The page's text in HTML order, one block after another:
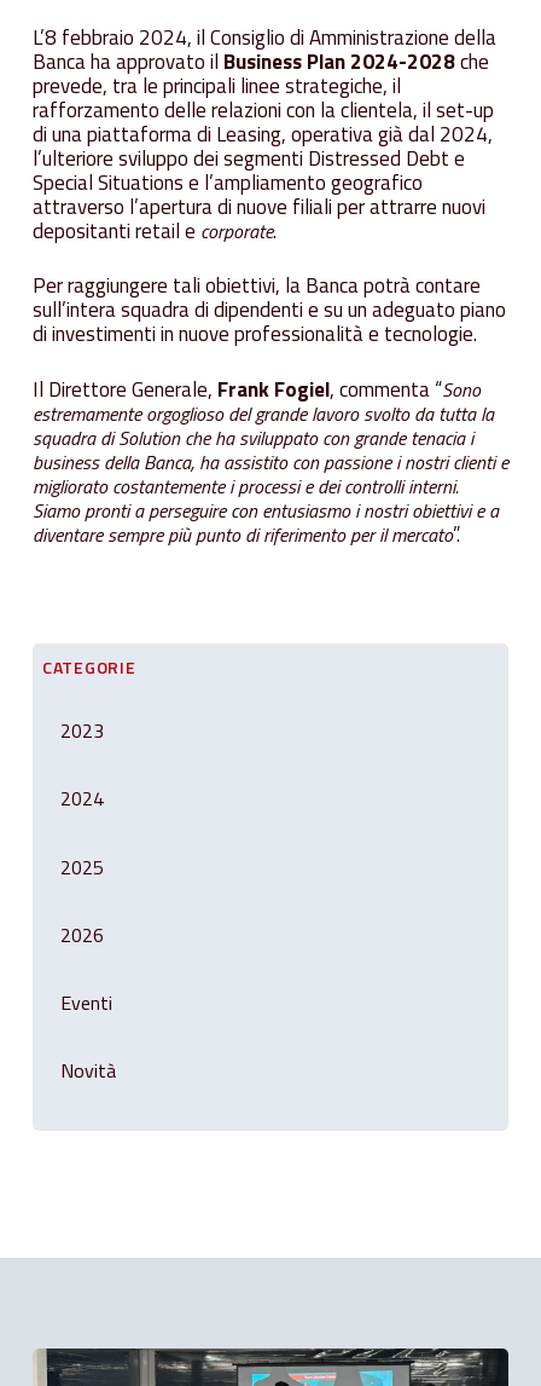
L’8 febbraio 2024, il Consiglio di Amministrazione della
Banca ha approvato il Business Plan 2024-2028che
prevede, tra le principali linee strategiche, il
rafforzamento delle relazioni con la clientela, il set-up
di una piattaforma di Leasing, operativa già dal 2024,
l’ulteriore sviluppo dei segmenti Distressed Debt e
Special Situations e l’ampliamento geografico
attraverso l’apertura di nuove filiali per attrarre nuovi
depositanti retail e corporate.
Per raggiungere tali obiettivi, la Banca potrà contare
sull’intera squadra di dipendenti e su un adeguato piano
di investimenti in nuove professionalità e tecnologie.
Il Direttore Generale, Frank Fogiel, commenta “Sono
estremamente orgoglioso del grande lavoro svolto da tutta la
squadra di Solution che ha sviluppato con grande tenacia i
business della Banca, ha assistito con passione i nostri clienti e
migliorato costantemente i processi e dei controlli interni.
Siamo pronti a perseguire con entusiasmo i nostri obiettivi e a
diventare sempre più punto di riferimento per il mercato”.
CATEGORIE
2023
2024
2025
2026
Eventi
Novità
Salotto